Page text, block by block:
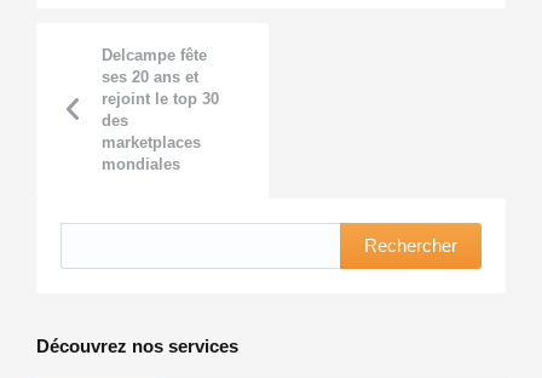
Delcampe fête
ses 20 ans et
rejoint le top 30
des
marketplaces
mondiales
Rechercher
Découvrez nos services